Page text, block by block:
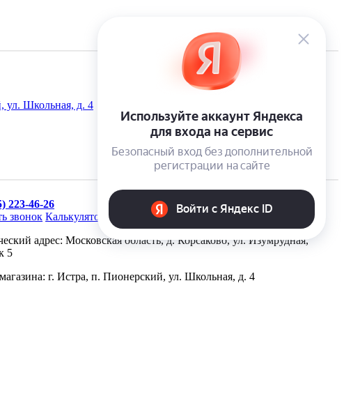
ул. Школьная, д. 4
223-46-26
звонок Калькулятор скидки
адрес: Московская область, д. Корсаково, ул. Изумрудная,
5
г. Истра, п. Пионерский, ул. Школьная, д. 4